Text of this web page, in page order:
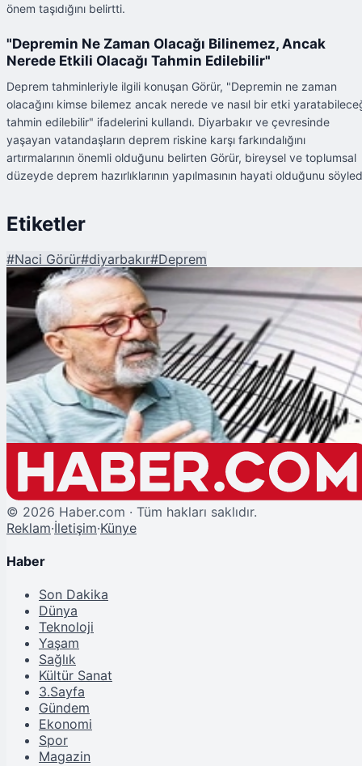
önem taşıdığını belirtti.
"Depremin Ne Zaman Olacağı Bilinemez, Ancak
Nerede Etkili Olacağı Tahmin Edilebilir"
Deprem tahminleriyle ilgili konuşan Görür, "Depremin ne zaman
olacağını kimse bilemez ancak nerede ve nasıl bir etki
tahmin edilebilir" ifadelerini kullandı. Diyarbakır ve çevresinde
yaşayan vatandaşların deprem riskine karşı farkındalığını
artırmalarının önemli olduğunu belirten Görür, bireysel ve toplumsal
düzeyde deprem hazırlıklarının yapılmasının hayati olduğunu
Etiketler
#Naci Görür#diyarbakır#Deprem
Şu An Okunan
Naci Görür'den Diyarbakır İçin Korkutan Deprem Açıklaması: "Asıl Büyük
Felaket O Zaman Olacak"
© 2026 Haber.com · Tüm hakları saklıdır.
Reklam·İletişim·Künye
Haber
Son Dakika
Dünya
Teknoloji
Yaşam
Sağlık
Kültür Sanat
3.Sayfa
Gündem
Ekonomi
Spor
Magazin